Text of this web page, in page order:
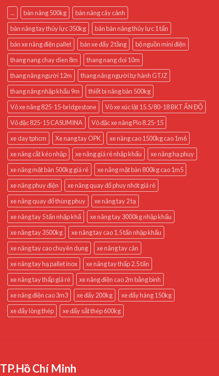
... bàn nâng 500kg
bàn nâng cây cảnh
bàn nâng tay thủy lực 350kg
bán bàn nâng thủy lực 1 tấn
bán xe nâng điện pallet
bán xe đẩy 2 tầng
bộ nguồn mini điện
thang nang chay dien 8m
thang nang doi 10m
thang nâng người 12m
thang nâng người tự hành GTJZ
thang nâng nhập khẩu 9m
thiết bị nâng bàn 500kg
Vỏ xe nâng 825-15-bridgestone
Vỏ xe xúc lật 15.5/80-18 BKT ẤN ĐỘ
Vỏ đặc 825-15 CASUMINA
Vỏ đặc xe nâng Pio 8.25-15
xe day tphcm
Xe nang tay OPK
xe nâng cao 1500kg cao 1m6
xe nâng cắt kéo nhập
xe nâng giá rẻ nhập khẩu
xe nâng hạ phuy
xe nâng mặt bàn 500kg giá rẻ
xe nâng mặt bàn 800kg cao 1m5
xe nâng phuy điện
xe nâng quay đổ phuy nhót giá rẻ
xe nâng quay đổ thùng phuy
xe nâng tay 2 tạ
xe nâng tay 5 tấn nhập khẩ
xe nâng tay 3000kg nhập khẩu
xe nâng tay 3500kg
xe nâng tay cao 1.5 tấn nhập khẩu
xe nâng tay cao chuyên dụng
xe nâng tay cân
xe nâng tay hạ pallet inox
xe nâng tay thấp 2.5 tấn
xe nâng tay thấp giá rẻ
xe nâng điện cao 2m bằng bình
xe nâng điện cao 3m3
xe đẩy 200kg
xe đẩy hàng 150kg
xe đẩy lòng thép
xe đẩy sắt thép 600kg
TP.Hồ Chí Minh